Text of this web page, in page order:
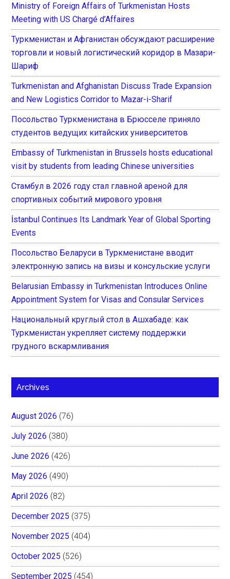
Ministry of Foreign Affairs of Turkmenistan Hosts
Meeting with US Chargé d’Affaires
Туркменистан и Афганистан обсуждают расширение
торговли и новый логистический коридор в Мазари-
Шариф
Turkmenistan and Afghanistan Discuss Trade Expansion
and New Logistics Corridor to Mazar-i-Sharif
Посольство Туркменистана в Брюсселе приняло
студентов ведущих китайских университетов
Embassy of Turkmenistan in Brussels hosts educational
visit by students from leading Chinese universities
Стамбул в 2026 году стал главной ареной для
спортивных событий мирового уровня
İstanbul Continues Its Landmark Year of Global Sporting
Events
Посольство Беларуси в Туркменистане вводит
электронную запись на визы и консульские услуги
Belarusian Embassy in Turkmenistan Introduces Online
Appointment System for Visas and Consular Services
Национальный круглый стол в Ашхабаде: как
Туркменистан укрепляет систему поддержки
грудного вскармливания
Archives
August 2026 (76)
July 2026 (380)
June 2026 (426)
May 2026 (490)
April 2026 (82)
December 2025 (375)
November 2025 (404)
October 2025 (526)
September 2025 (454)